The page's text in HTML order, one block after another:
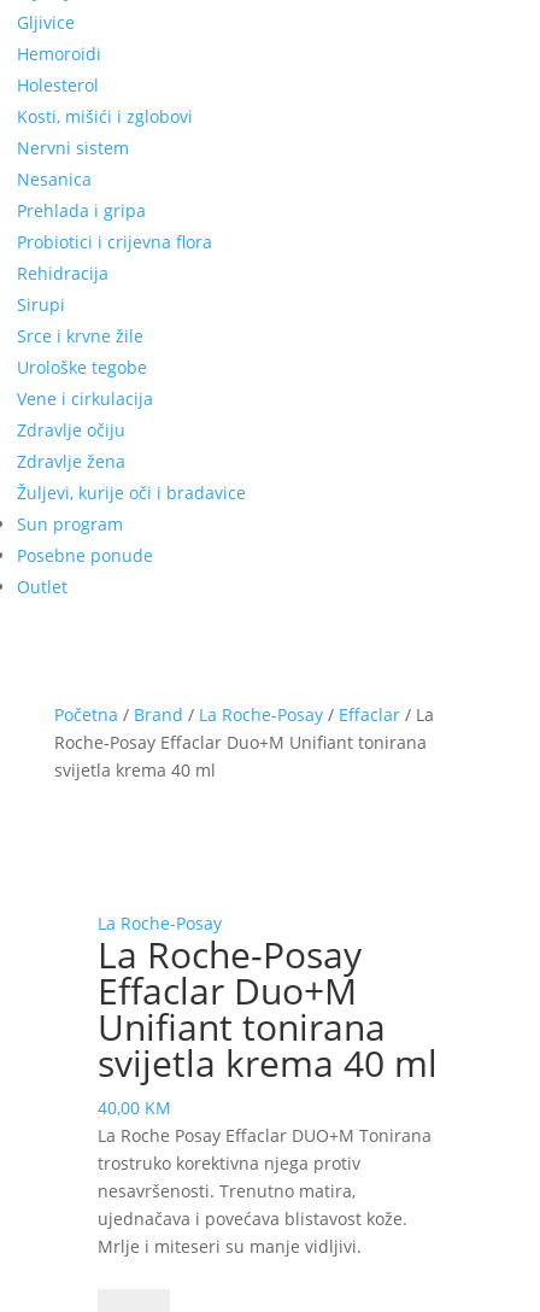
Gljivice
Hemoroidi
Holesterol
Kosti, mišići i zglobovi
Nervni sistem
Nesanica
Prehlada i gripa
Probiotici i crijevna flora
Rehidracija
Sirupi
Srce i krvne žile
Urološke tegobe
Vene i cirkulacija
Zdravlje očiju
Zdravlje žena
Žuljevi, kurije oči i bradavice
Sun program
Posebne ponude
Outlet
Početna / Brand / La Roche-Posay/ Effaclar/ La
Roche-Posay Effaclar Duo+M Unifiant tonirana
svijetla krema 40 ml
La Roche-Posay
La Roche-Posay
Effaclar Duo+M
Unifiant tonirana
svijetla krema 40 ml
40,00 KM
La Roche Posay Effaclar DUO+M Tonirana
trostruko korektivna njega protiv
nesavršenosti. Trenutno matira,
ujednačava i povećava blistavost kože.
Mrlje i miteseri su manje vidljivi.